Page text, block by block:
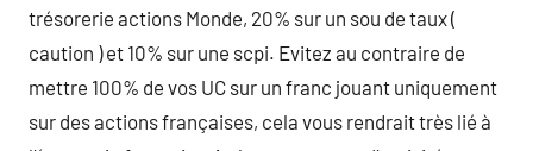
trésorerie actions Monde, 20% sur un sou de taux (
caution ) et 10% sur une scpi. Evitez au contraire de
mettre 100% de vos UC sur un franc jouant uniquement
sur des actions françaises, cela vous rendrait très lié à